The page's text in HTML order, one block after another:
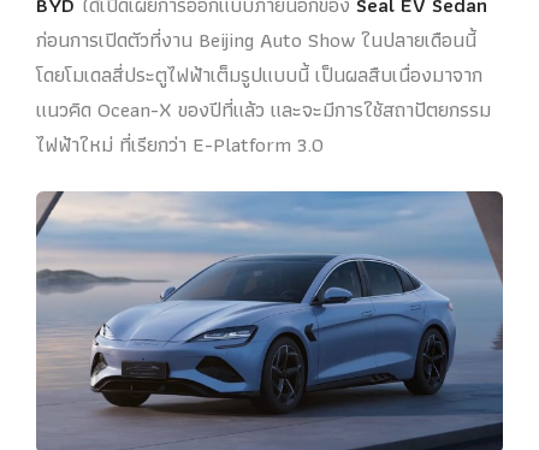
ก่อนการเปิดตัวที่งาน Beijing Auto Show ในปลายเดือนนี้
โดยโมเดลสี่ประตูไฟฟ้าเต็มรูปแบบนี้ เป็นผลสืบเนื่องมาจาก
แนวคิด Ocean-X ของปีที่แล้ว และจะมีการใช้สถาปัตยกรรม
ไฟฟ้าใหม่ ที่เรียกว่า E-Platform 3.0